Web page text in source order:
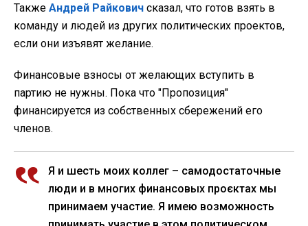
Также Андрей Райкович сказал, что готов взять в
команду и людей из других политических проектов,
если они изъявят желание.
Финансовые взносы от желающих вступить в
партию не нужны. Пока что "Пропозиция"
финансируется из собственных сбережений его
членов.
Я и шесть моих коллег – самодостаточные
люди и в многих финансовых проєктах мы
принимаем участие. Я имею возможность